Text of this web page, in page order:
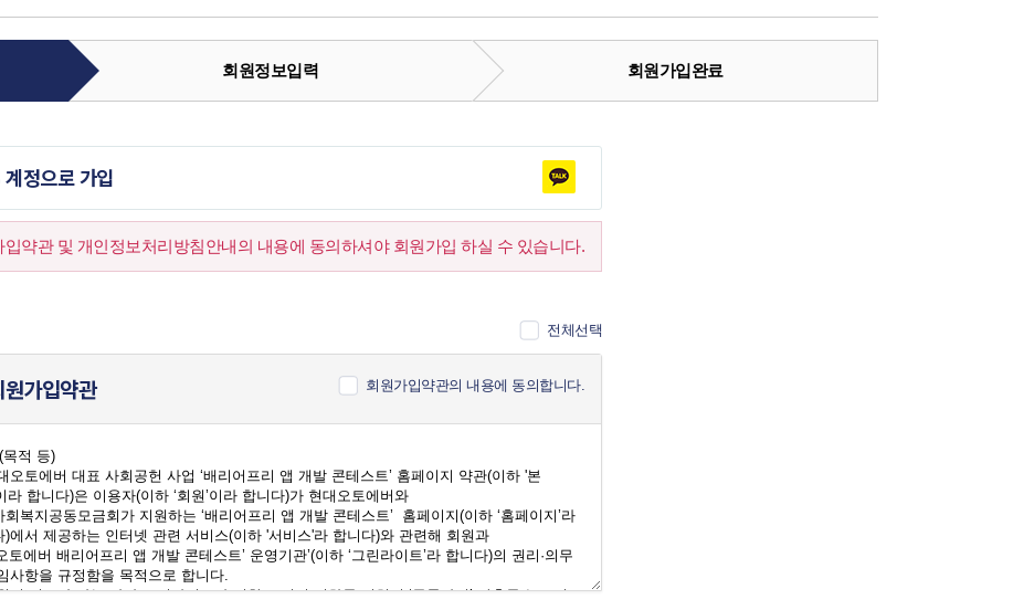
회원정보입력 회원가입완료
정으로 가입
입약관 및 개인정보처리방침안내의 내용에 동의하셔야 회원가입 하실 수 있습니다.
전체선택
가입약관 회원가입약관의 내용에 동의합니다.